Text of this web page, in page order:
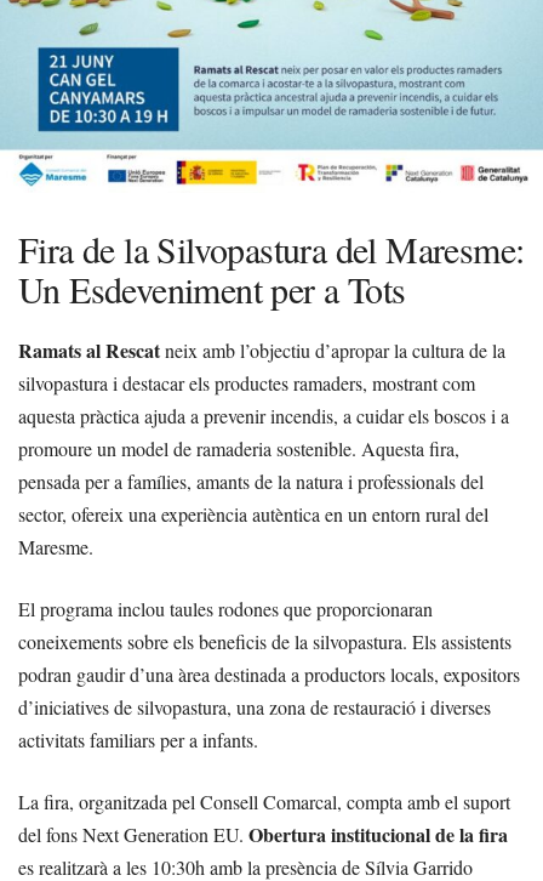
Fira de la Silvopastura del Maresme:
Un Esdeveniment per a Tots
Ramats al Rescatneix amb l’objectiu d’apropar la cultura de la
silvopastura i destacar els productes ramaders, mostrant com
aquesta pràctica ajuda a prevenir incendis, a cuidar els boscos i a
promoure un model de ramaderia sostenible. Aquesta fira,
pensada per a famílies, amants de la natura i professionals del
sector, ofereix una experiència autèntica en un entorn rural del
Maresme.
El programa inclou taules rodones que proporcionaran
coneixements sobre els beneficis de la silvopastura. Els assistents
podran gaudir d’una àrea destinada a productors locals, expositors
d’iniciatives de silvopastura, una zona de restauració i diverses
activitats familiars per a infants.
La fira, organitzada pel Consell Comarcal, compta amb el suport
del fons Next Generation EU. Obertura institucional de la fira
es realitzarà a les 10:30h amb la presència de Sílvia Garrido